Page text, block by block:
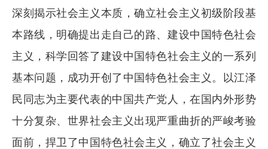
深刻揭示社会主义本质，确立社会主义初级阶段基
本路线，明确提出走自己的路、建设中国特色社会
主义，科学回答了建设中国特色社会主义的一系列
基本问题，成功开创了中国特色社会主义。以江泽
民同志为主要代表的中国共产党人，在国内外形势
十分复杂、世界社会主义出现严重曲折的严峻考验
面前，捍卫了中国特色社会主义，确立了社会主义